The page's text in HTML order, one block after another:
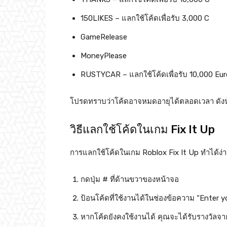
150LIKES – แลกใช้โค้ดเพื่อรับ 3,000 C
GameRelease
MoneyPlease
RUSTYCAR – แลกใช้โค้ดเพื่อรับ 10,000
โปรดทราบว่าโค้ดอาจหมดอายุได้ตลอดเวลา ดั
วิธีแลกใช้โค้ดในเกม Fix It Up
การแลกใช้โค้ดในเกม Roblox Fix It Up ทำได้
กดปุ่ม # ที่ด้านขวาของหน้าจอ
ป้อนโค้ดที่ใช้งานได้ในช่องข้อความ “Enter
หากโค้ดยังคงใช้งานได้ คุณจะได้รับรางวัล